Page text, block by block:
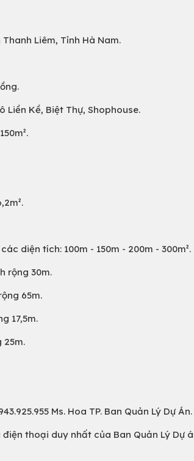
Liêm, Tỉnh Hà Nam.
Liền Kề, Biệt Thự, Shophouse.
diện tích: 100m - 150m - 200m - 300m².
rộng 30m.
65m.
17,5m.
25m.
Ms. Hoa TP. Ban Quản Lý Dự Án.
thoại duy nhất của Ban Quản Lý Dự